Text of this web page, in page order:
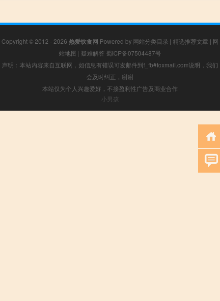
Copyright © 2012 - 2026 热爱饮食网 Powered by 网站分类目录 | 精选推荐文章 | 网
站地图 | 疑难解答 蜀ICP备07504487号
声明：本站内容来自互联网，如信息有错误可发邮件到f_fb#foxmail.com说明，我们
会及时纠正，谢谢
本站仅为个人兴趣爱好，不接盈利性广告及商业合作
小男孩